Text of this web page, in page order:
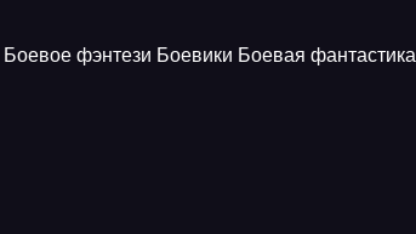
Боевое фэнтези Боевики Боевая фантастика